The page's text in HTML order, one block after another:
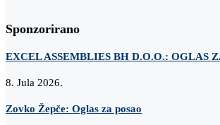
Sponzorirano
EXCEL ASSEMBLIES BH D.O.O.: OGLAS
8. Jula 2026.
Zovko Žepče: Oglas za posao